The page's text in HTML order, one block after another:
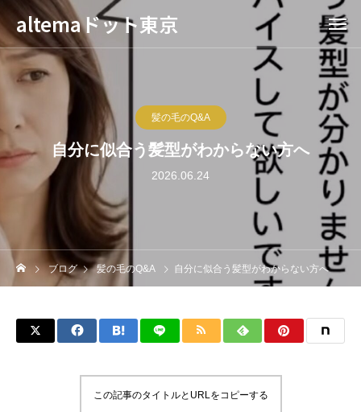
altemaドット東京
髪の毛のQ&A
自分に似合う髪型がわからない方へ
2026.06.24
ブログ 髪の毛のQ&A 自分に似合う髪型がわからない方へ
この記事のタイトルとURLをコピーする